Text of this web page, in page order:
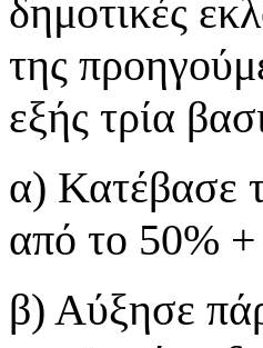
δημοτικές
της
εξής τρία
α) Κατέβασε
από το 50%
β) Αύξησε